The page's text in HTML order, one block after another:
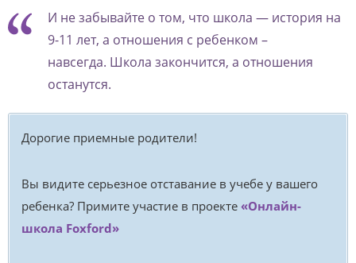
И не забывайте о том, что школа — история на
9-11 лет, а отношения с ребенком –
навсегда. Школа закончится, а отношения
останутся.
Дорогие приемные родители!
Вы видите серьезное отставание в учебе у вашего
ребенка? Примите участие в проекте «Онлайн-
школа Foxford»